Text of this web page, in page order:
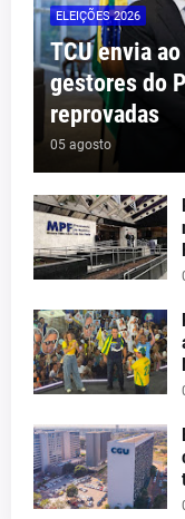
ELEIÇÕES 2026
TCU envia
gestores do
reprovadas
05 agosto